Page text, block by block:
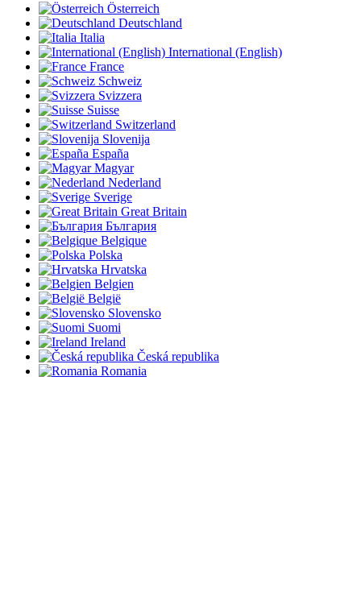
Österreich
Deutschland
Italia
International (English)
France
Schweiz
Svizzera
Suisse
Switzerland
Slovenija
España
Magyar
Nederland
Sverige
Great Britain
България
Belgique
Polska
Hrvatska
Belgien
België
Slovensko
Suomi
Ireland
Česká republika
Romania